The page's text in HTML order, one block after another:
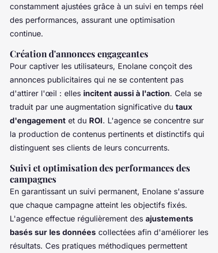
constamment ajustées grâce à un suivi en temps réel
des performances, assurant une optimisation
continue.
Création d'annonces engageantes
Pour captiver les utilisateurs, Enolane conçoit des
annonces publicitaires qui ne se contentent pas
d'attirer l'œil : elles incitent aussi à l'action. Cela se
traduit par une augmentation significative du taux
d'engagement et du ROI. L'agence se concentre sur
la production de contenus pertinents et distinctifs qui
distinguent ses clients de leurs concurrents.
Suivi et optimisation des performances des
campagnes
En garantissant un suivi permanent, Enolane s'assure
que chaque campagne atteint les objectifs fixés.
L'agence effectue régulièrement des ajustements
basés sur les données collectées afin d'améliorer les
résultats. Ces pratiques méthodiques permettent